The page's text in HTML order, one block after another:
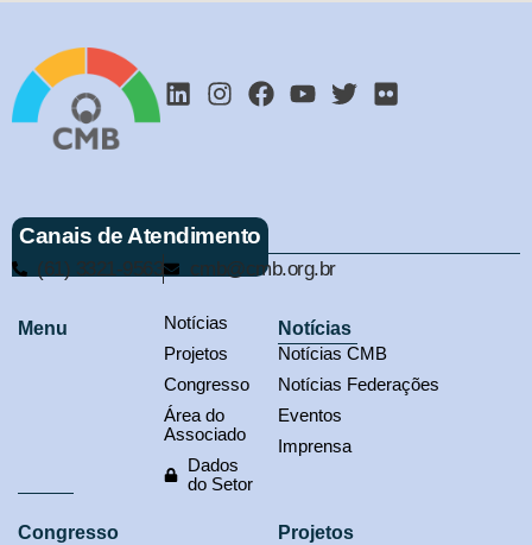
Canais de Atendimento
(61) 3321-9563 cmb@cmb.org.br
Menu
Notícias
Projetos
Congresso
Área do
Associado
Dados
do Setor
Notícias
Notícias CMB
Notícias Federações
Eventos
Imprensa
Congresso
Projetos